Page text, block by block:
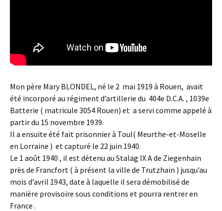
Mon père Mary BLONDEL, né le 2 mai 1919 à Rouen, avait
été incorporé au régiment d’artillerie du 404e D.C.A. , 1039e
Batterie ( matricule 3054 Rouen) et a servi comme appelé à
partir du 15 novembre 1939.
Il a ensuite été fait prisonnier à Toul( Meurthe-et-Moselle
en Lorraine ) et capturé le 22 juin 1940.
Le 1 août 1940 , il est détenu au Stalag IX A de Ziegenhain
près de Francfort ( à présent la ville de Trutzhain ) jusqu’au
mois d’avril 1943, date à laquelle il sera démobilisé de
manière provisoire sous conditions et pourra rentrer en
France .